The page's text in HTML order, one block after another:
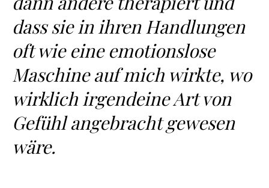
dass sie in ihren Handlungen
oft wie eine emotionslose
Maschine auf mich wirkte, wo
wirklich irgendeine Art von
Gefühl angebracht gewesen
wäre.